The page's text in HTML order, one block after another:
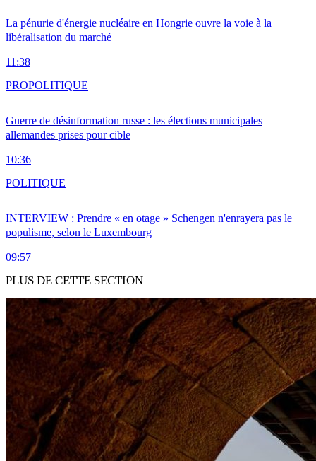
La pénurie d'énergie nucléaire en Hongrie ouvre la voie à la
libéralisation du marché
11:38
Guerre de désinformation russe : les élections municipales
allemandes prises pour cible
10:36
PROPOLITIQUE
INTERVIEW : Prendre « en otage » Schengen n'enrayera pas le
populisme, selon le Luxembourg
09:57
POLITIQUE
PLUS DE CETTE SECTION